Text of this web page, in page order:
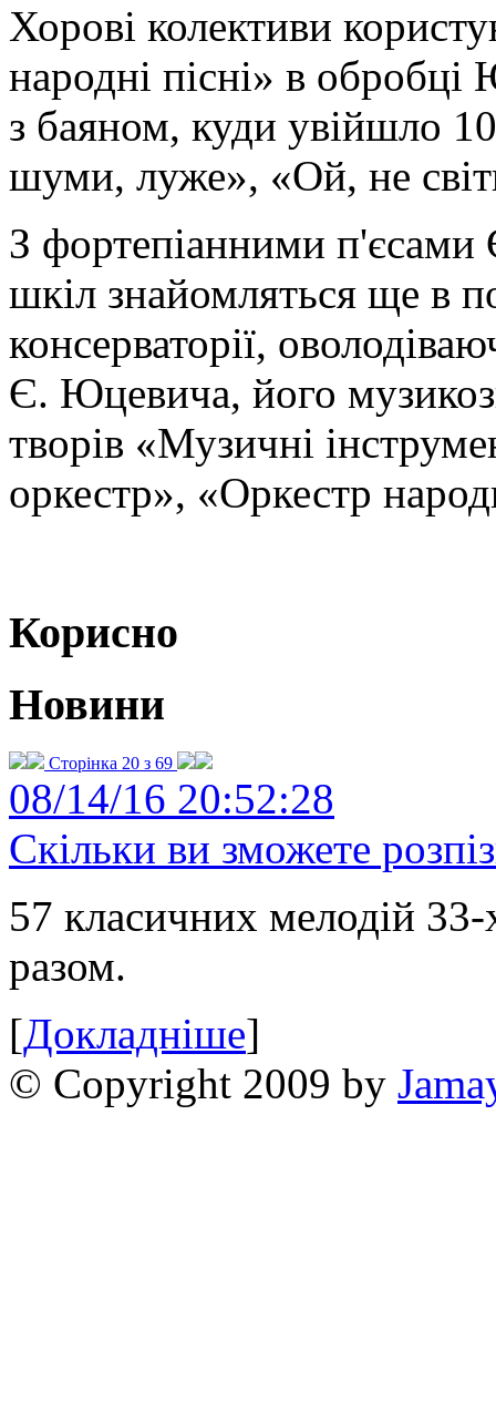
Хорові колективи
народні пісні» в
з баяном, куди увійшло
шуми, луже», «Ой, не
З фортепіанними
шкіл знайомляться ще в
консерваторії,
Є. Юцевича, його
творів «Музичні
оркестр», «Оркестр
Корисно
Новини
Сторінка 20 з 69
08/14/16 20:52:28
Скільки ви зможете
57 класичних мелодій
разом.
[Докладніше]
© Copyright 2009 by